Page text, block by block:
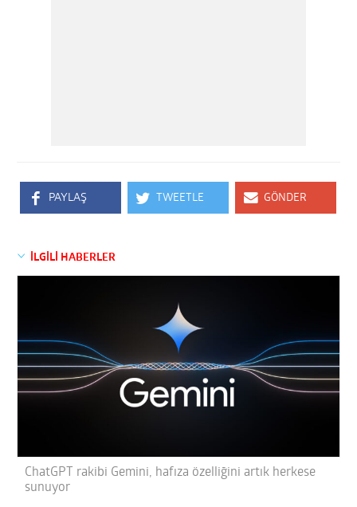
PAYLAŞ TWEETLE GÖNDER
İLGİLİ HABERLER
ChatGPT rakibi Gemini, hafıza özelliğini artık herkese
sunuyor